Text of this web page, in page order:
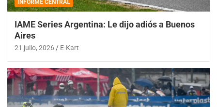
INFORME CENTRAL
IAME Series Argentina: Le dijo adiós a Buenos
Aires
21 julio, 2026 E-Kart